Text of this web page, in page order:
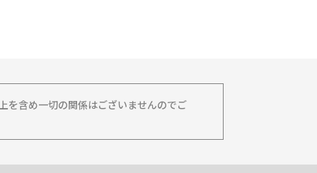
を含め一切の関係はございませんのでご